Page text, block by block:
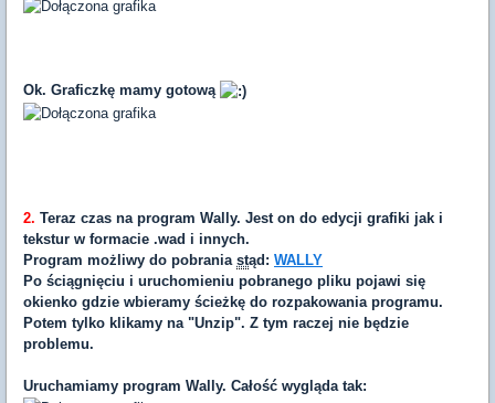
Ok. Graficzkę mamy gotową
2. Teraz czas na program Wally. Jest on do edycji grafiki jak i
tekstur w formacie .wad i innych.
Program możliwy do pobrania stąd: WALLY
Po ściągnięciu i uruchomieniu pobranego pliku pojawi się
okienko gdzie wbieramy ścieżkę do rozpakowania programu.
Potem tylko klikamy na "Unzip". Z tym raczej nie będzie
problemu.
Uruchamiamy program Wally. Całość wygląda tak: